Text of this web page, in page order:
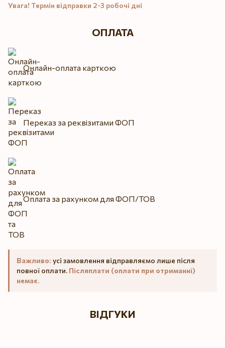
Увага! Термін відправки 2-3 робочі дні
ОПЛАТА
Онлайн-оплата карткою
Переказ за реквізитами ФОП
Оплата за рахунком для ФОП/ТОВ
Важливо: усі замовлення відправляємо лише після
повної оплати. Післяплати (оплати при отриманні)
немає.
ВІДГУКИ